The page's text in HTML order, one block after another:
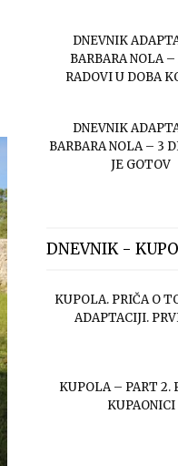
DNEVNIK
BARBARA NOLA –
RADOVI U DOBA
DNEVNIK
BARBARA NOLA – 3
JE GOTOV
DNEVNIK -
KUPOLA. PRIČA O
ADAPTACIJI.
KUPOLA – PART 2.
KUPAONICI